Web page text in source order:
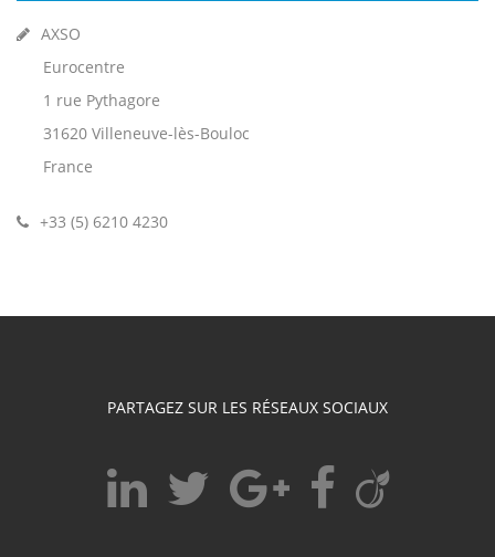
AXSO
Eurocentre
1 rue Pythagore
31620 Villeneuve-lès-Bouloc
France
+33 (5) 6210 4230
PARTAGEZ SUR LES RÉSEAUX SOCIAUX